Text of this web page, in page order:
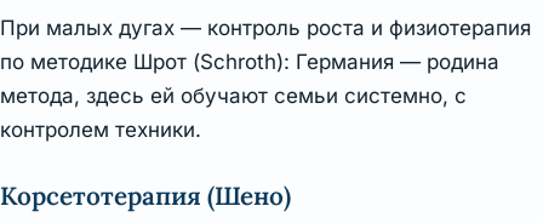
При малых дугах — контроль роста и физиотерапия
по методике Шрот (Schroth): Германия — родина
метода, здесь ей обучают семьи системно, с
контролем техники.
Корсетотерапия (Шено)